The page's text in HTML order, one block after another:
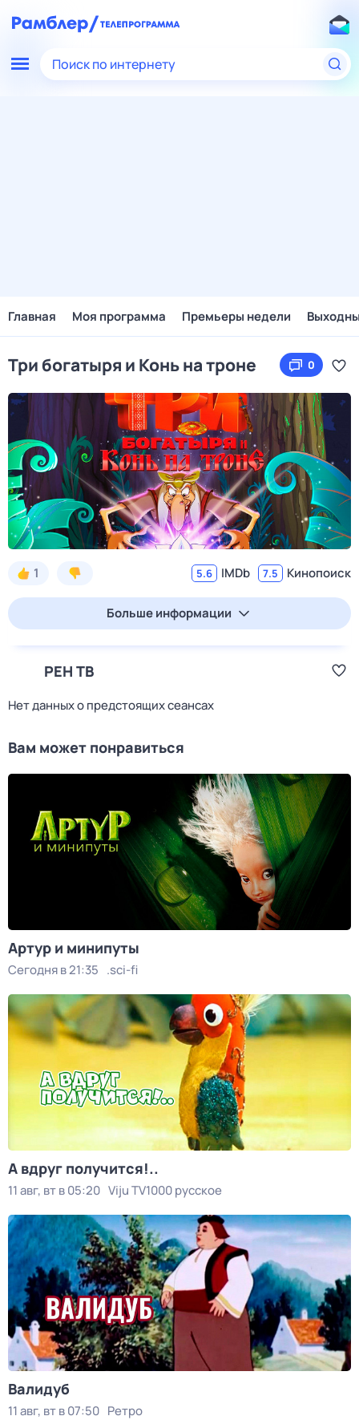
Поиск по интернету
Главная Моя программа Премьеры недели
Три богатыря и Конь на троне 0
1 5.6 IMDb 7.5 Кинопоиск
Больше информации
РЕН ТВ
Нет данных о предстоящих сеансах
Вам может понравиться
Артур и минипуты
Сегодня в 21:35 .sci-fi
А вдруг получится!..
11 авг, вт в 05:20 Viju TV1000 русское
Валидуб
11 авг, вт в 07:50 Ретро